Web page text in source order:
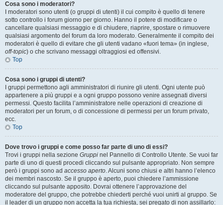
Cosa sono i moderatori?
I moderatori sono utenti (o gruppi di utenti) il cui compito è quello di tenere
sotto controllo i forum giorno per giorno. Hanno il potere di modificare o
cancellare qualsiasi messaggio e di chiudere, riaprire, spostare o rimuovere
qualsiasi argomento del forum da loro moderato. Generalmente il compito dei
moderatori è quello di evitare che gli utenti vadano «fuori tema» (in inglese,
off-topic) o che scrivano messaggi oltraggiosi ed offensivi.
Top
Cosa sono i gruppi di utenti?
I gruppi permettono agli amministratori di riunire gli utenti. Ogni utente può
appartenere a più gruppi e a ogni gruppo possono venire assegnati diversi
permessi. Questo facilita l’amministratore nelle operazioni di creazione di
moderatori per un forum, o di concessione di permessi per un forum privato,
ecc.
Top
Dove trovo i gruppi e come posso far parte di uno di essi?
Trovi i gruppi nella sezione Gruppi nel Pannello di Controllo Utente. Se vuoi far
parte di uno di questi procedi cliccando sul pulsante appropriato. Non sempre
però i gruppi sono ad accesso aperto. Alcuni sono chiusi e altri hanno l’elenco
dei membri nascosto. Se il gruppo è aperto, puoi chiedere l’ammissione
cliccando sul pulsante apposito. Dovrai ottenere l’approvazione del
moderatore del gruppo, che potrebbe chiederti perché vuoi unirti al gruppo. Se
il leader di un gruppo non accetta la tua richiesta, sei pregato di non assillarlo: